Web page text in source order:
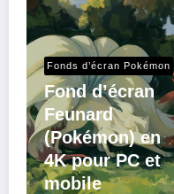
Fonds d’écran Pokémon
Fond d’écran
Feunard
(Pokémon) en
4K pour PC et
mobile